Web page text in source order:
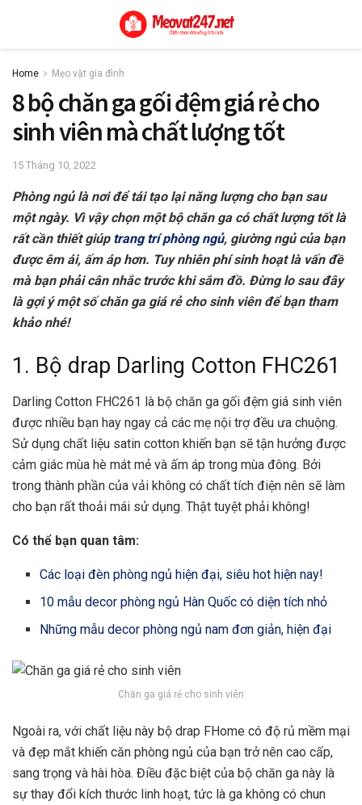
Home Mẹo vặt gia đình
8 bộ chăn ga gối đệm giá rẻ cho
sinh viên mà chất lượng tốt
15 Tháng 10, 2022
Phòng ngủ là nơi để tái tạo lại năng lượng cho bạn sau
một ngày. Vì vậy chọn một bộ chăn ga có chất lượng tốt là
rất cần thiết giúp trang trí phòng ngủ, giường ngủ của bạn
được êm ái, ấm áp hơn. Tuy nhiên phí sinh hoạt là vấn đề
mà bạn phải cân nhắc trước khi sắm đồ. Đừng lo sau đây
là gợi ý một sốchăn ga giá rẻ cho sinh viênđể bạn tham
khảo nhé!
1. Bộ drap Darling Cotton FHC261
Darling Cotton FHC261 là bộ chăn ga gối đệm giá sinh viên
được nhiều bạn hay ngay cả các mẹ nội trợ đều ưa chuộng.
Sử dụng chất liệu satin cotton khiến bạn sẽ tận hưởng được
cảm giác mùa hè mát mẻ và ấm áp trong mùa đông. Bởi
trong thành phần của vải không có chất tích điện nên sẽ làm
cho bạn rất thoải mái sử dụng. Thật tuyệt phải không!
Có thể bạn quan tâm:
Các loại đèn phòng ngủ hiện đại, siêu hot hiện nay!
10 mẫu decor phòng ngủ Hàn Quốc có diện tích nhỏ
Những mẫu decor phòng ngủ nam đơn giản, hiện đại
Chăn ga giá rẻ cho sinh viên
Ngoài ra, với chất liệu này bộ drap FHome có độ rủ mềm mại
và đẹp mắt khiến căn phòng ngủ của bạn trở nên cao cấp,
sang trọng và hài hòa. Điều đặc biệt của bộ chăn ga này là
sự thay đổi kích thước linh hoạt, tức là ga không có chun